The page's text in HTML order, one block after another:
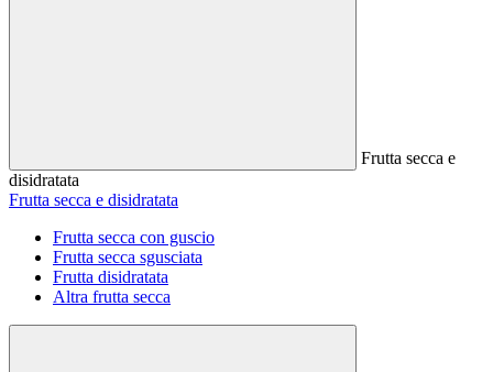
Frutta secca e
disidratata
Frutta secca e disidratata
Frutta secca con guscio
Frutta secca sgusciata
Frutta disidratata
Altra frutta secca